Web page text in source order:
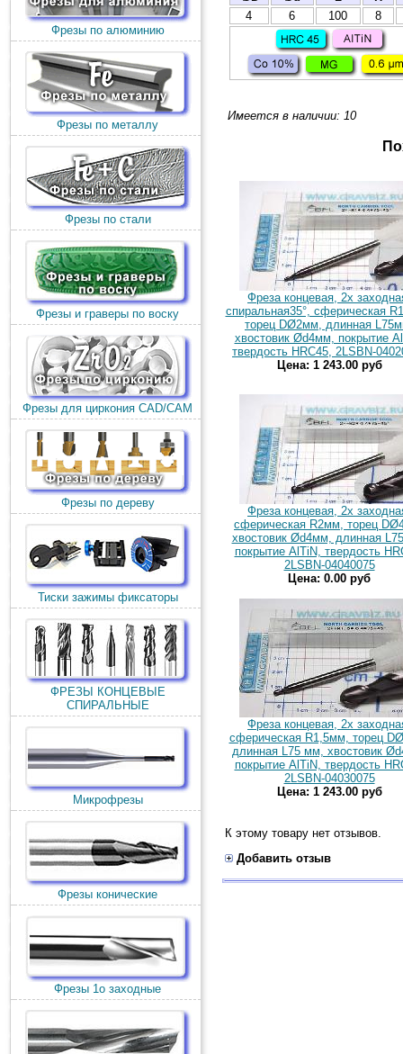
Фрезы по алюминию
Фрезы по металлу
Фрезы по стали
Фрезы и граверы по воску
Фрезы для циркония CAD/CAM
Фрезы по дереву
Тиски зажимы фиксаторы
ФРЕЗЫ КОНЦЕВЫЕ
СПИРАЛЬНЫЕ
Микрофрезы
Фрезы конические
Фрезы 1о заходные
4
6 100 8
Имеется в наличии: 10
Фреза концевая, 2х
спиральная35°, сферическая
торец DØ2мм, длинная
хвостовик Ød4мм, покрытие
твердость HRC45, 2LSBN-
Цена: 1 243.00 руб
Фреза концевая, 2х
сферическая R2мм, торец
хвостовик Ød4мм, длинная
покрытие AlTiN, твердость
2LSBN-04040075
Цена: 0.00 руб
Фреза концевая, 2х
сферическая R1,5мм, торец
длинная L75 мм, хвостовик
покрытие AlTiN, твердость
2LSBN-04030075
Цена: 1 243.00 руб
К этому товару нет отзывов.
Добавить отзыв